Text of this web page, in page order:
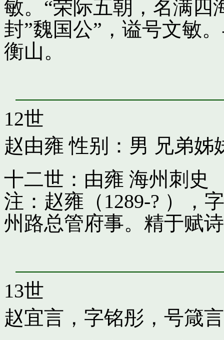
敏。“荣际五朝，名满四
封”魏国公”，谥号文敏
衡山。
12世
赵由雍 性别：男 兄弟姊
十二世：由雍 海州刺史
注：赵雍（1289-? ），
州路总管府事。精于赋
13世
赵宜言，字铭彤，号箴言